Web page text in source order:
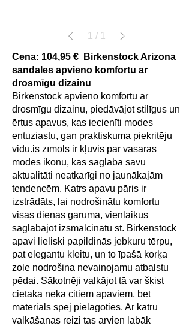
1 / 1
Cena: 104,95 €
Birkenstock Arizona
sandales apvieno komfortu ar
drosmīgu dizainu
Birkenstock apvieno komfortu ar
drosmīgu dizainu, piedāvājot stilīgus un
ērtus apavus, kas iecienīti modes
entuziastu, gan praktiskuma piekritēju
vidū.is zīmols ir kļuvis par vasaras
modes ikonu, kas saglabā savu
aktualitāti neatkarīgi no jaunākajām
tendencēm. Katrs apavu pāris ir
izstrādāts, lai nodrošinātu komfortu
visas dienas garumā, vienlaikus
saglabājot izsmalcinātu st. Birkenstock
apavi lieliski papildinās jebkuru tērpu,
pat elegantu kleitu, un to īpašā korķa
zole nodrošina nevainojamu atbalstu
pēdai. Sākotnēji valkājot tā var šķist
cietāka nekā citiem apaviem, bet
materiāls spēj pielāgoties. Ar katru
valkāšanas reizi tas arvien labāk